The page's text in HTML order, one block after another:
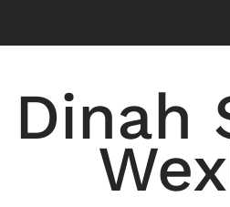
content
Dinah